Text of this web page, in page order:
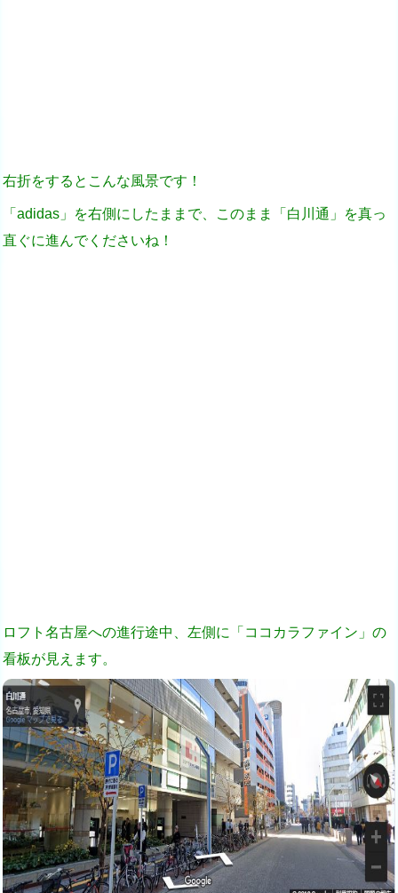
右折をするとこんな風景です！
「adidas」を右側にしたままで、このまま「白川通」を真っ
直ぐに進んでくださいね！
ロフト名古屋への進行途中、左側に「ココカラファイン」の
看板が見えます。